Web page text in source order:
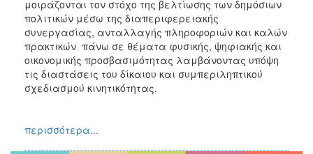
μοιράζονται τον στόχο της βελτίωσης των δημόσιων
πολιτικών μέσω της διαπεριφερειακής
συνεργασίας, ανταλλαγής πληροφοριών και καλών
πρακτικών πάνω σε θέματα φυσικής, ψηφιακής και
οικονομικής προσβασιμότητας λαμβάνοντας υπόψη
τις διαστάσεις του δίκαιου και συμπεριληπτικού
σχεδιασμού κινητικότητας.
περισσότερα...